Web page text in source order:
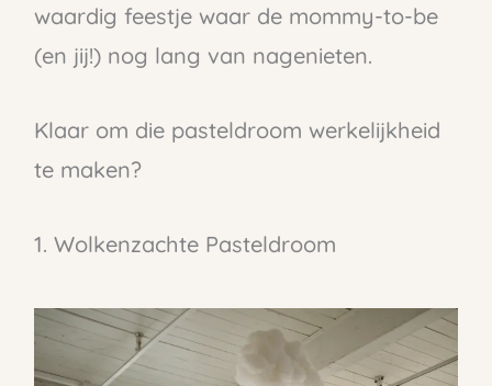
waardig feestje waar de mommy-to-be
(en jij!) nog lang van nagenieten.
Klaar om die pasteldroom werkelijkheid
te maken?
1. Wolkenzachte Pasteldroom